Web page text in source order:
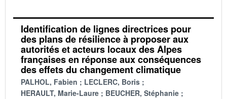
Identification de lignes directrices pour
des plans de résilience à proposer aux
autorités et acteurs locaux des Alpes
françaises en réponse aux conséquences
des effets du changement climatique
PALHOL, Fabien
LECLERC, Boris
HERAULT, Marie-Laure
BEUCHER, Stéphanie